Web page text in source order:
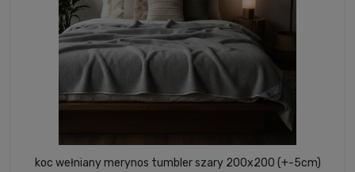
koc wełniany merynos tumbler szary 200x200 (+-5cm)